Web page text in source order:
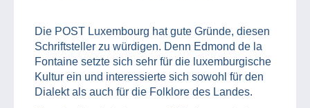
Die POST Luxembourg hat gute Gründe, diesen
Schriftsteller zu würdigen. Denn Edmond de la
Fontaine setzte sich sehr für die luxemburgische
Kultur ein und interessierte sich sowohl für den
Dialekt als auch für die Folklore des Landes.